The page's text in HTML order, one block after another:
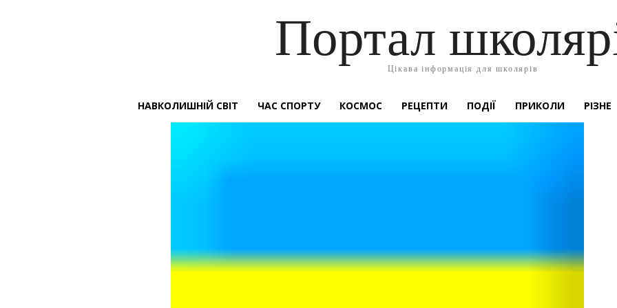
Портал
Цікава інформація для школярів
НАВКОЛИШНІЙ СВІТ ЧАС СПОРТУ КОСМОС РЕЦЕПТИ ПОДІЇ ПРИКОЛИ РІЗНЕ